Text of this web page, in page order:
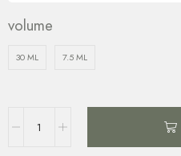
volume
30 ML 7.5 ML